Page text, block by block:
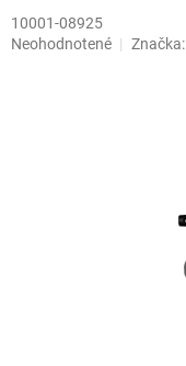
10001-08925
Priemerné
Neohodnotené Značka: